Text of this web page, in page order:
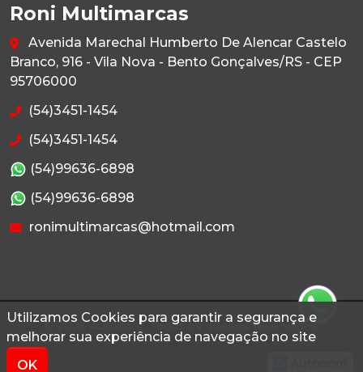
Utilizamos Cookies para garantir a segurança e
melhorar sua experiência de navegação no site
OK
Roni Multimarcas
Avenida Marechal Humberto De Alencar Castelo
Branco, 916 - Vila Nova - Bento Gonçalves/RS - CEP
95706000
(54)3451-1454
(54)3451-1454
(54)99636-6898
(54)99636-6898
ronimultimarcas@hotmail.com
© 2026 Autoconf. Todos os direitos reservados.
Termos